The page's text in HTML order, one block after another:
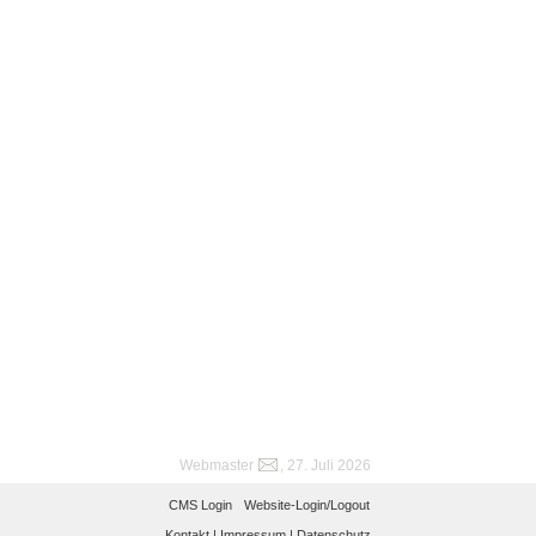
Webmaster , 27. Juli 2026
CMS Login Website-Login/Logout